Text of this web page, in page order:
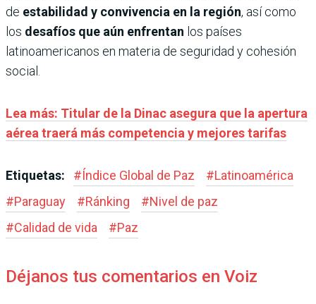
de estabilidad y convivencia en la región, así como
los desafíos que aún enfrentan los países
latinoamericanos en materia de seguridad y cohesión
social.
Lea más: Titular de la Dinac asegura que la apertura
aérea traerá más competencia y mejores tarifas
Etiquetas: #Índice Global de Paz #Latinoamérica
#Paraguay #Ránking #Nivel de paz
#Calidad de vida #Paz
Déjanos tus comentarios en Voiz